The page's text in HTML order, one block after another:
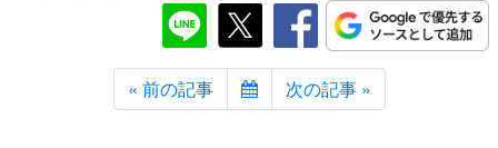
« 前の記事 次の記事 »